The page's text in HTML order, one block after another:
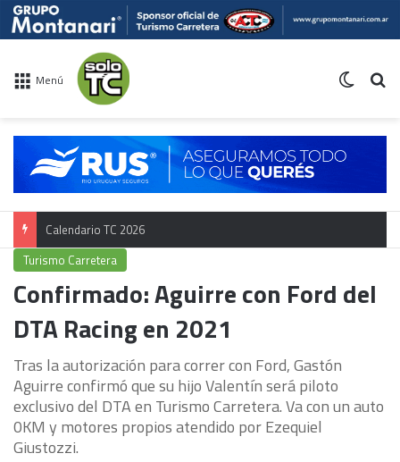
Menú
Calendario TC 2026
Turismo Carretera
Confirmado: Aguirre con Ford del
DTA Racing en 2021
Tras la autorización para correr con Ford, Gastón
Aguirre confirmó que su hijo Valentín será piloto
exclusivo del DTA en Turismo Carretera. Va con un auto
0KM y motores propios atendido por Ezequiel
Giustozzi.